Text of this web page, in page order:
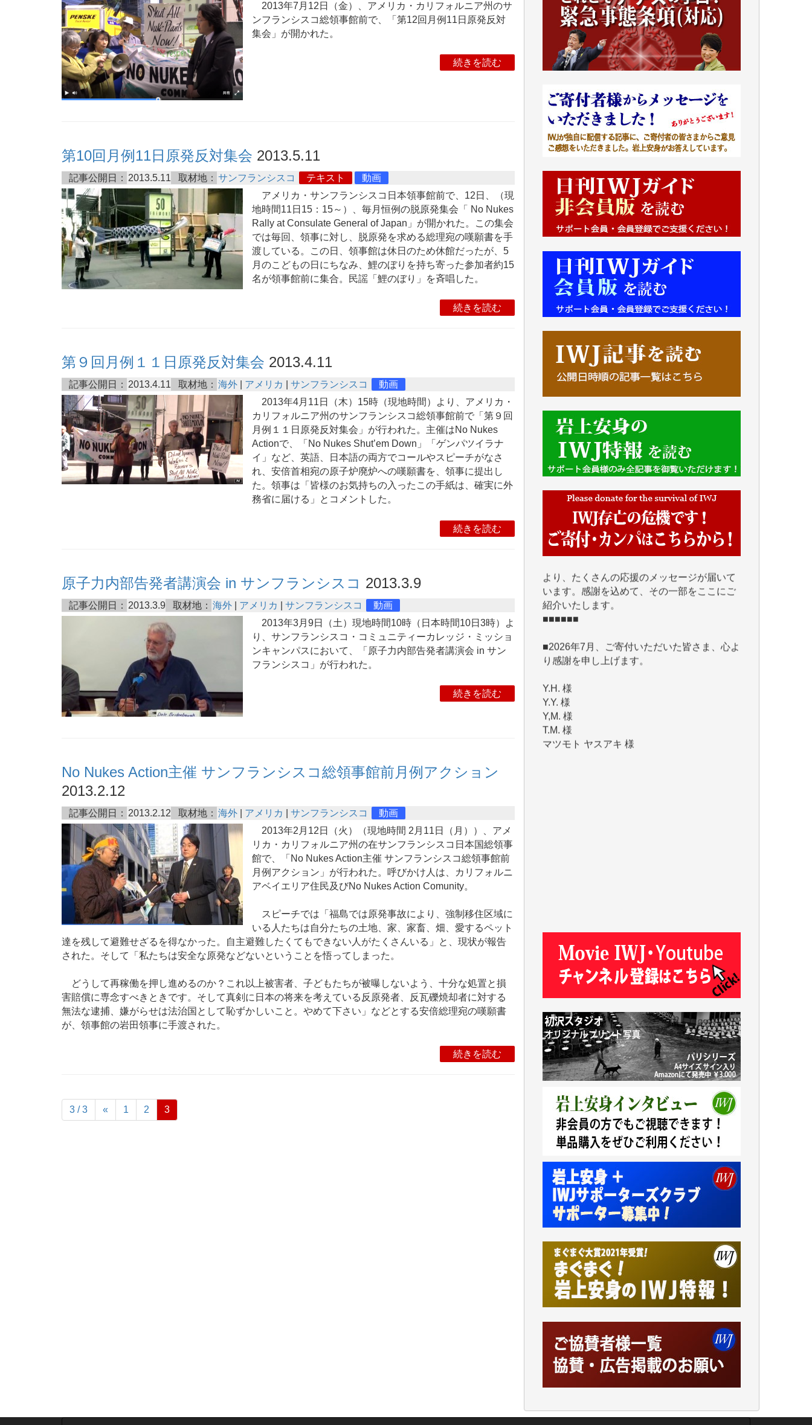
2013年7月12日（金）、アメリカ・カリフォルニア州のサ
ンフランシスコ総領事館前で、「第12回月例11日原発反対
集会」が開かれた。
続きを読む
第10回月例11日原発反対集会 2013.5.11
記事公開日： 2013.5.11 取材地： サンフランシスコ テキスト
動画
アメリカ・サンフランシスコ日本領事館前で、12日、（現
地時間11日15：15～）、毎月恒例の脱原発集会「 No Nukes
Rally at Consulate General of Japan」が開かれた。この集会
では毎回、領事に対し、脱原発を求める総理宛の嘆願書を手
渡している。この日、領事館は休日のため休館だったが、5
月のこどもの日にちなみ、鯉のぼりを持ち寄った参加者約15
名が領事館前に集合。民謡「鯉のぼり」を斉唱した。
続きを読む
第９回月例１１日原発反対集会 2013.4.11
記事公開日： 2013.4.11 取材地： 海外 アメリカ サンフランシスコ
動画
2013年4月11日（木）15時（現地時間）より、アメリカ・
カリフォルニア州のサンフランシスコ総領事館前で「第９回
月例１１日原発反対集会」が行われた。主催はNo Nukes
Actionで、「No Nukes Shut’em Down」「ゲンパツイラナ
イ」など、英語、日本語の両方でコールやスピーチがなさ
れ、安倍首相宛の原子炉廃炉への嘆願書を、領事に提出し
た。領事は「皆様のお気持ちの入ったこの手紙は、確実に外
務省に届ける」とコメントした。
続きを読む
原子力内部告発者講演会 in サンフランシスコ 2013.3.9
記事公開日： 2013.3.9 取材地： 海外 アメリカ サンフランシスコ
動画
2013年3月9日（土）現地時間10時（日本時間10日3時）よ
り、サンフランシスコ・コミュニティーカレッジ・ミッショ
ンキャンパスにおいて、「原子力内部告発者講演会 in サン
フランシスコ」が行われた。
続きを読む
No Nukes Action主催 サンフランシスコ総領事館前月例アクション
2013.2.12
記事公開日： 2013.2.12 取材地： 海外 アメリカ サンフランシスコ
動画
2013年2月12日（火）（現地時間 2月11日（月））、アメ
リカ・カリフォルニア州の在サンフランシスコ日本国総領事
館で、「No Nukes Action主催 サンフランシスコ総領事館前
月例アクション」が行われた。呼びかけ人は、カリフォルニ
アベイエリア住民及びNo Nukes Action Comunity。
スピーチでは「福島では原発事故により、強制移住区域に
いる人たちは自分たちの土地、家、家畜、畑、愛するペット
達を残して避難せざるを得なかった。自主避難したくてもできない人がたくさんいる」と、現状が報告
された。そして「私たちは安全な原発などないということを悟ってしまった。
どうして再稼働を押し進めるのか？これ以上被害者、子どもたちが被曝しないよう、十分な処置と損
害賠償に専念すべきときです。そして真剣に日本の将来を考えている反原発者、反瓦礫焼却者に対する
無法な逮捕、嫌がらせは法治国として恥ずかしいこと。やめて下さい」などとする安倍総理宛の嘆願書
が、領事館の岩田領事に手渡された。
続きを読む
3 / 3 « 1 2 3
■■■■■■
IWJには、ご寄付・カンパをいただいた方々
紹介いたします。
■■■■■■
■2026年7月、ご寄付いただいた皆さま、心よ
Y.H. 様
Y,M. 様
T.M. 様
マツモト ヤスアキ 様
マシオン 恵美香 様
岩井 祐子 様
マシオン恵美香 様
平野智生 様
山本賢二 様
吉住俊昭 様
徳山匡 様
金 盛起 様
塩川 晃平 様
松本益美 様
井出 隆太 様
及川昭男 様
岩井祐子 様
藤田英之 様
藤岡比左志 様
井出 隆太 様
小池説夫 様
アオキカナメ 様
諸般の事情によりIWJ会費払えず今は非会員
です。市民側に立つ講演会にIWJのカメラマ
ンをよく拝見しております。コンテンツが失
お役立てください。（H.O.様）
今日、僅かですがカンパしました。（T.M.
様）
機を乗り切るには到底及ばない額ですが病気
の妻を抱えている私にとっては精一杯のカン
パです。
かねてよりIWJが発してきた膨大な取材記事
や解説記事、そして各界の方々とのインタビ
産だと思っています。